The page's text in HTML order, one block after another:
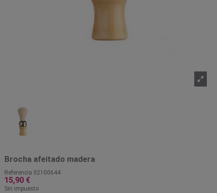
Brocha afeitado madera
Referencia 02100644
15,90 €
Sin impuesto